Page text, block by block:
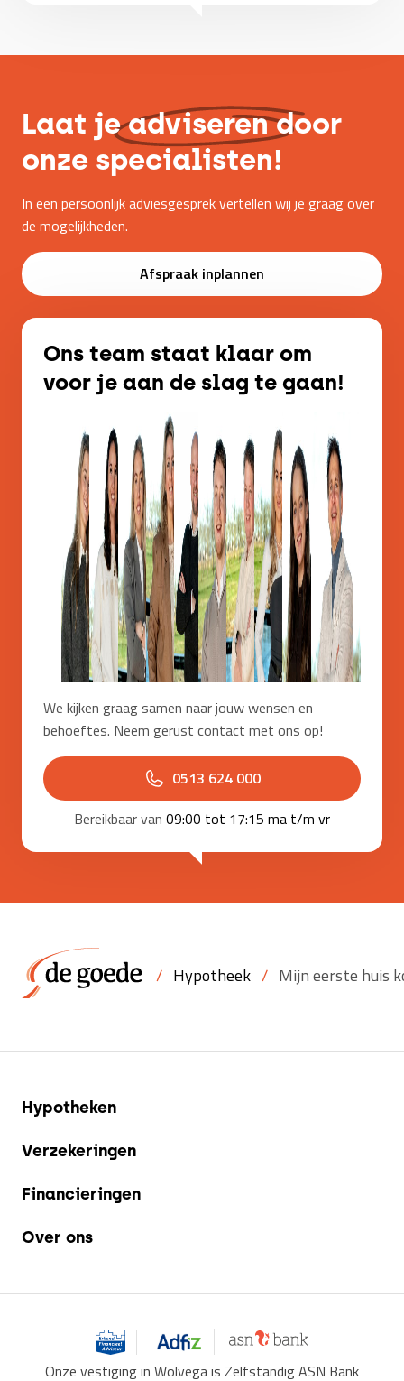
Laat jeadviserendoor
onze specialisten!
In een persoonlijk adviesgesprek vertellen wij je graag over
de mogelijkheden.
Afspraak inplannen
Ons team staat klaar om
voor je aan de slag te gaan!
We kijken graag samen naar jouw wensen en
behoeftes. Neem gerust contact met ons op!
0513 624 000
Bereikbaar van 09:00 tot 17:15 ma t/m vr
/ Hypotheek / Mijn eerste huis
Hypotheken
Verzekeringen
Financieringen
Over ons
Onze vestiging in Wolvega is Zelfstandig ASN Bank